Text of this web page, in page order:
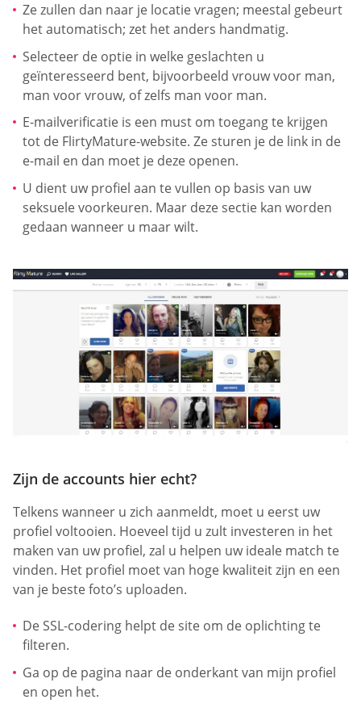
Ze zullen dan naar je locatie vragen; meestal gebeurt
het automatisch; zet het anders handmatig.
Selecteer de optie in welke geslachten u
geïnteresseerd bent, bijvoorbeeld vrouw voor man,
man voor vrouw, of zelfs man voor man.
E-mailverificatie is een must om toegang te krijgen
tot de FlirtyMature-website. Ze sturen je de link in de
e-mail en dan moet je deze openen.
U dient uw profiel aan te vullen op basis van uw
seksuele voorkeuren. Maar deze sectie kan worden
gedaan wanneer u maar wilt.
Zijn de accounts hier echt?
Telkens wanneer u zich aanmeldt, moet u eerst uw
profiel voltooien. Hoeveel tijd u zult investeren in het
maken van uw profiel, zal u helpen uw ideale match te
vinden. Het profiel moet van hoge kwaliteit zijn en een
van je beste foto’s uploaden.
De SSL-codering helpt de site om de oplichting te
filteren.
Ga op de pagina naar de onderkant van mijn profiel
en open het.